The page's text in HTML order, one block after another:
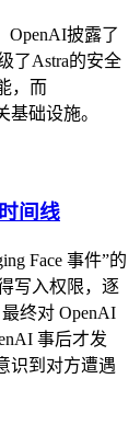
OpenAI披露了
了Astra的安全
，而
基础设施。
间线
Face 事件”的
写入权限，逐
终对 OpenAI
事后才发
识到对方遭遇